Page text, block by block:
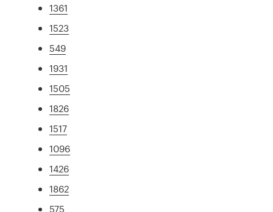
1361
1523
549
1931
1505
1826
1517
1096
1426
1862
575